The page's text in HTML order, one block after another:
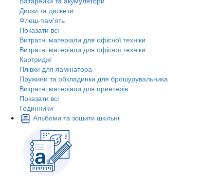
Диски та дискети
Флеш-пам'ять
Показати всі
Витратні матеріали для офісної техніки
Витратні матеріали для офісної техніки
Картриджi
Плівки для ламінатора
Пружини та обкладинки для брошурувальника
Витратні матеріали для принтерів
Показати всі
Годинники
Альбоми та зошити шкільні